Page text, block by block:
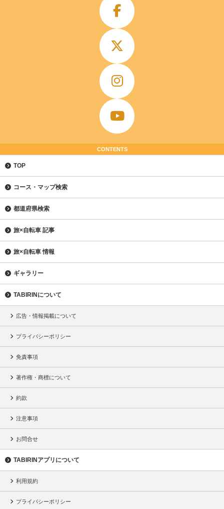
CONTENTS
TOP
コース・マップ検索
都道府県検索
旅×自転車 記事
旅×自転車 情報
ギャラリー
TABIRINについて
広告・情報掲載について
プライバシーポリシー
免責事項
著作権・商標について
約款
注意事項
お問合せ
TABIRINアプリについて
利用規約
プライバシーポリシー